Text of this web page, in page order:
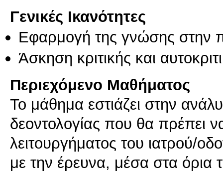
Γενικές Ικανότητες
Εφαρμογή της γνώσης στην
Άσκηση κριτικής και
Περιεχόμενο Μαθήματος
Το μάθημα εστιάζει στην
δεοντολογίας που θα πρέπει
λειτουργήματος του ιατρού/
με την έρευνα, μέσα στα